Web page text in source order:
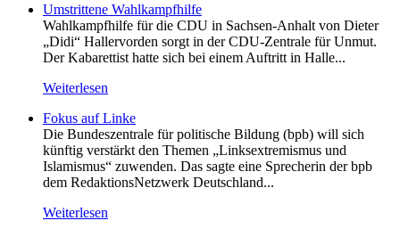
Umstrittene Wahlkampfhilfe
Wahlkampfhilfe für die CDU in Sachsen-Anhalt von Dieter
„Didi“ Hallervorden sorgt in der CDU-Zentrale für Unmut.
Der Kabarettist hatte sich bei einem Auftritt in Halle...
Weiterlesen
Fokus auf Linke
Die Bundeszentrale für politische Bildung (bpb) will sich
künftig verstärkt den Themen „Linksextremismus und
Islamismus“ zuwenden. Das sagte eine Sprecherin der bpb
dem RedaktionsNetzwerk Deutschland...
Weiterlesen